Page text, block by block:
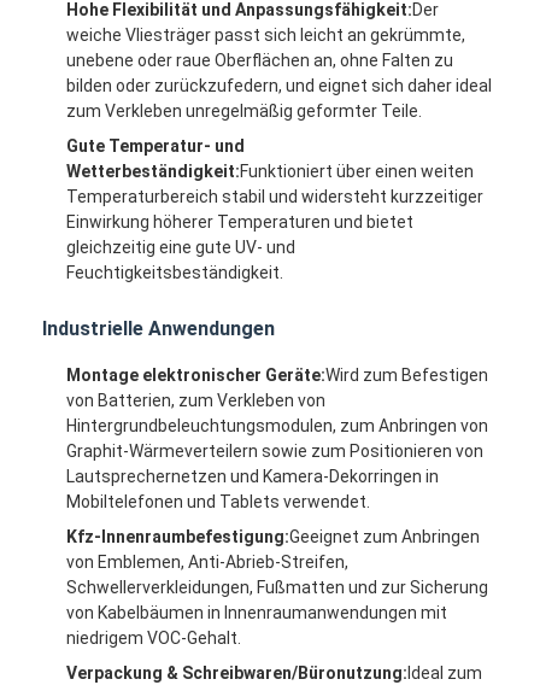
Haus
Produkte
Über uns
Fabrik-Ausflug
Qualitätskontrolle
Treten Sie mit uns in Verbindung
Hohe Flexibilität und Anpassungsfähigkeit:Der
weiche Vliesträger passt sich leicht an gekrümmte,
unebene oder raue Oberflächen an, ohne Falten zu
bilden oder zurückzufedern, und eignet sich daher ideal
zum Verkleben unregelmäßig geformter Teile.
Gute Temperatur- und
Wetterbeständigkeit:Funktioniert über einen weiten
Temperaturbereich stabil und widersteht kurzzeitiger
Einwirkung höherer Temperaturen und bietet
gleichzeitig eine gute UV- und
Feuchtigkeitsbeständigkeit.
Industrielle Anwendungen
Montage elektronischer Geräte:Wird zum Befestigen
von Batterien, zum Verkleben von
Hintergrundbeleuchtungsmodulen, zum Anbringen von
Graphit-Wärmeverteilern sowie zum Positionieren von
Lautsprechernetzen und Kamera-Dekorringen in
Mobiltelefonen und Tablets verwendet.
Kfz-Innenraumbefestigung:Geeignet zum Anbringen
von Emblemen, Anti-Abrieb-Streifen,
Schwellerverkleidungen, Fußmatten und zur Sicherung
von Kabelbäumen in Innenraumanwendungen mit
niedrigem VOC-Gehalt.
Verpackung & Schreibwaren/Büronutzung: Ideal zum